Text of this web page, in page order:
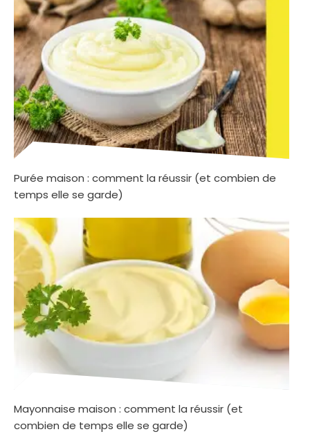
Purée maison : comment la réussir (et combien de
temps elle se garde)
Mayonnaise maison : comment la réussir (et
combien de temps elle se garde)